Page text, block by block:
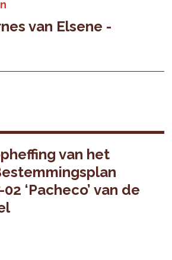
van Elsene -
van het
‘Pacheco’ van de